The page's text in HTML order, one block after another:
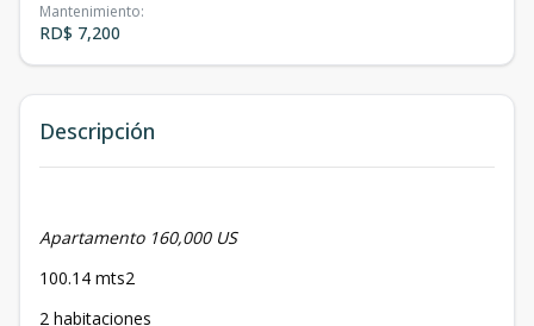
Mantenimiento:
RD$ 7,200
Descripción
Apartamento 160,000 US
100.14 mts2
2 habitaciones